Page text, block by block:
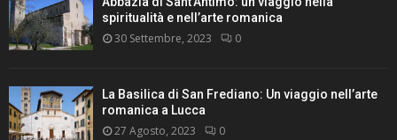
spiritualità e nell’arte romanica
30 Settembre, 2023 0
La Basilica di San Frediano: Un viaggio nell’arte
romanica a Lucca
27 Agosto, 2023 0